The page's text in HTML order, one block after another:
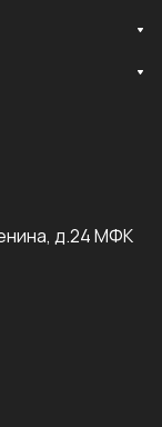
д.24 МФК